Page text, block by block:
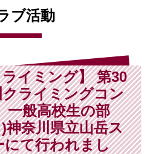
ブ活動
イミング】 第30
ライミングコン
般高校生の部
奈川県立山岳ス
て行われまし